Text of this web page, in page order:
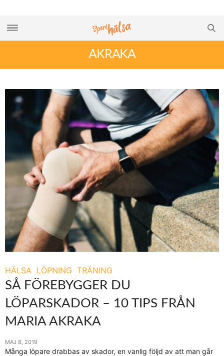
AKRAKA
HÄLSA LÖPNING TRÄNING
SÅ FÖREBYGGER DU
LÖPARSKADOR – 10 TIPS FRÅN
MARIA AKRAKA
MAJ 8, 2019
Många löpare drabbas av skador, en vanlig följd av att man går